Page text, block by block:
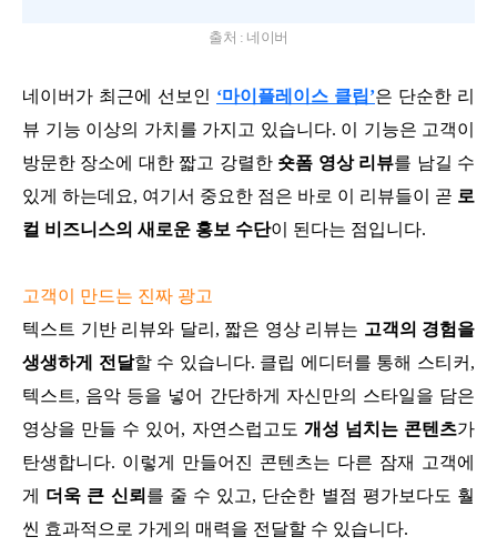
출처 : 네이버
네이버가 최근에 선보인 ‘마이플레이스 클립’은 단순한 리
뷰 기능 이상의 가치를 가지고 있습니다. 이 기능은 고객이
방문한 장소에 대한 짧고 강렬한 숏폼 영상 리뷰를 남길 수
있게 하는데요, 여기서 중요한 점은 바로 이 리뷰들이 곧 로
컬 비즈니스의 새로운 홍보 수단이 된다는 점입니다.
고객이 만드는 진짜 광고
텍스트 기반 리뷰와 달리, 짧은 영상 리뷰는 고객의 경험을
생생하게 전달할 수 있습니다. 클립 에디터를 통해 스티커,
텍스트, 음악 등을 넣어 간단하게 자신만의 스타일을 담은
영상을 만들 수 있어, 자연스럽고도 개성 넘치는 콘텐츠가
탄생합니다. 이렇게 만들어진 콘텐츠는 다른 잠재 고객에
게 더욱 큰 신뢰 를 줄 수 있고, 단순한 별점 평가보다도 훨
씬 효과적으로 가게의 매력을 전달할 수 있습니다.